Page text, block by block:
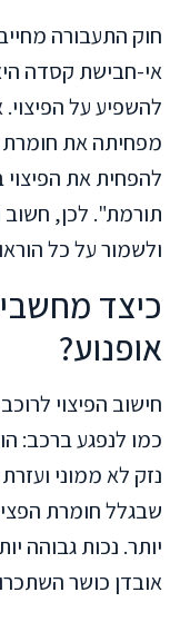
חוק התעבורה
אי-חבישת קסדה
להשפיע על
מפחיתה את חומרת
להפחית את
תורמת". לכן,
ולשמור על כל
כיצד
אופנוע?
חישוב הפיצוי
כמו לנפגע ברכב:
נזק לא ממוני
שבגלל חומרת
יותר. נכות גבוהה
אובדן כושר